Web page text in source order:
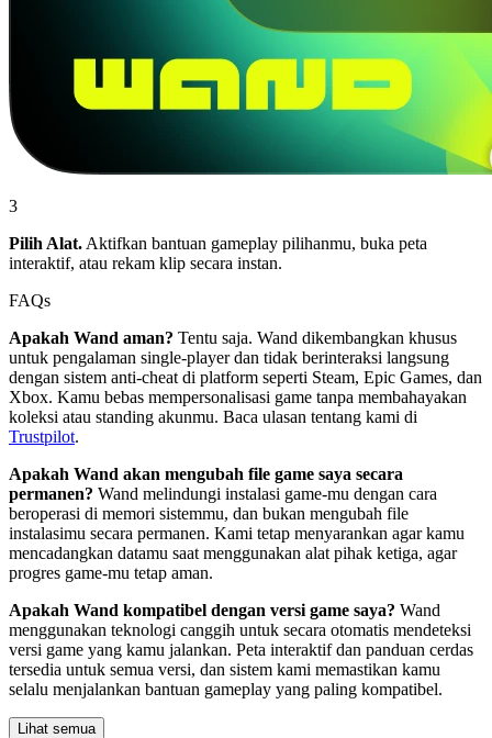
3
Pilih Alat. Aktifkan bantuan gameplay pilihanmu, buka peta
interaktif, atau rekam klip secara instan.
FAQs
Apakah Wand aman? Tentu saja. Wand dikembangkan khusus
untuk pengalaman single-player dan tidak berinteraksi langsung
dengan sistem anti-cheat di platform seperti Steam, Epic Games, dan
Xbox. Kamu bebas mempersonalisasi game tanpa membahayakan
koleksi atau standing akunmu. Baca ulasan tentang kami di
Trustpilot.
Apakah Wand akan mengubah file game saya secara
permanen? Wand melindungi instalasi game-mu dengan cara
beroperasi di memori sistemmu, dan bukan mengubah file
instalasimu secara permanen. Kami tetap menyarankan agar kamu
mencadangkan datamu saat menggunakan alat pihak ketiga, agar
progres game-mu tetap aman.
Apakah Wand kompatibel dengan versi game saya? Wand
menggunakan teknologi canggih untuk secara otomatis mendeteksi
versi game yang kamu jalankan. Peta interaktif dan panduan cerdas
tersedia untuk semua versi, dan sistem kami memastikan kamu
selalu menjalankan bantuan gameplay yang paling kompatibel.
Lihat semua